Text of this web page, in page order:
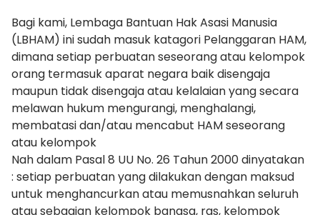
Bagi kami, Lembaga Bantuan Hak Asasi Manusia
(LBHAM) ini sudah masuk katagori Pelanggaran HAM,
dimana setiap perbuatan seseorang atau kelompok
orang termasuk aparat negara baik disengaja
maupun tidak disengaja atau kelalaian yang secara
melawan hukum mengurangi, menghalangi,
membatasi dan/atau mencabut HAM seseorang
atau kelompok
Nah dalam Pasal 8 UU No. 26 Tahun 2000 dinyatakan
: setiap perbuatan yang dilakukan dengan maksud
untuk menghancurkan atau memusnahkan seluruh
atau sebagian kelompok bangsa, ras, kelompok